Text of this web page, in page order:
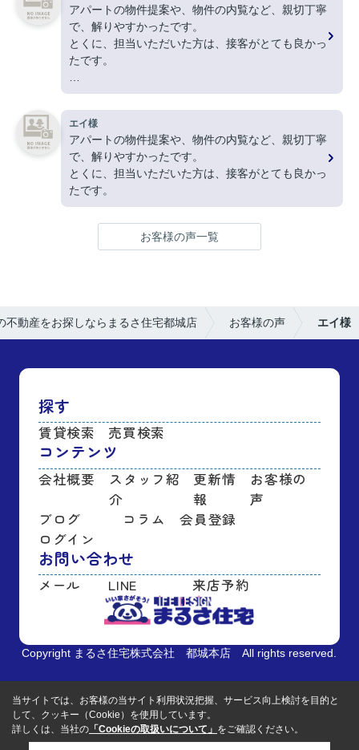
アパートの物件提案や、物件の内覧など、親切丁寧
で、解りやすかったです。
とくに、担当いただいた方は、接客がとても良かっ
たです。
ありがとうございました。
エイ様
アパートの物件提案や、物件の内覧など、親切丁寧
で、解りやすかったです。
とくに、担当いただいた方は、接客がとても良かっ
たです。
お客様の声一覧
不動産をお探しならまるさ住宅都城店 お客様の声 エイ様
探す
賃貸検索 売買検索
コンテンツ
会社概要
スタッフ紹
介
更新情
報
お客様の
声
ブログ
コラム
会員登録
ログイン
お問い合わせ
メール LINE 来店予約
Copyright まるさ住宅株式会社 都城本店 All rights reserved.
当サイトでは、お客様の当サイト利用状況把握、サービス向上検討を目的と
して、クッキー（Cookie）を使用しています。
詳しくは、当社の 「Cookieの取扱いについて」 をご確認ください。